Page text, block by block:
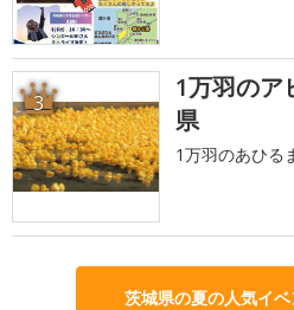
3
1万羽のア
県
1万羽のあひる
茨城県の夏の人気イ